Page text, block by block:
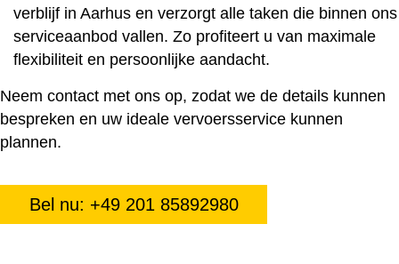
verblijf in Aarhus en verzorgt alle taken die binnen ons
service­aanbod vallen. Zo profiteert u van maximale
flexibiliteit en persoonlijke aandacht.
Neem contact met ons op, zodat we de details kunnen
bespreken en uw ideale vervoersservice kunnen
plannen.
Bel nu: +49 201 85892980